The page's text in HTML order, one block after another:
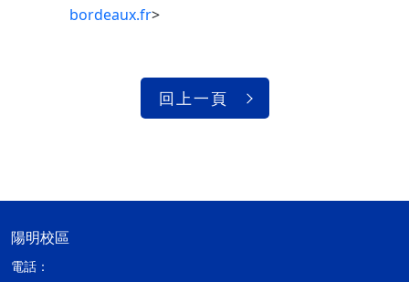
bordeaux.fr>
回上一頁
陽明校區
電話：